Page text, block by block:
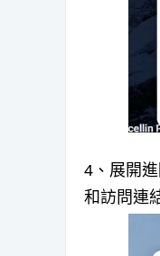
4、展開
和訪問連